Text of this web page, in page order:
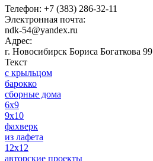
Телефон: +7 (383) 286-32-11
Электронная почта:
ndk-54@yandex.ru
Адрес:
г. Новосибирск Бориса Богаткова 99
Текст
с крыльцом
барокко
сборные дома
6x9
9x10
фахверк
из лафета
12х12
авторские проекты